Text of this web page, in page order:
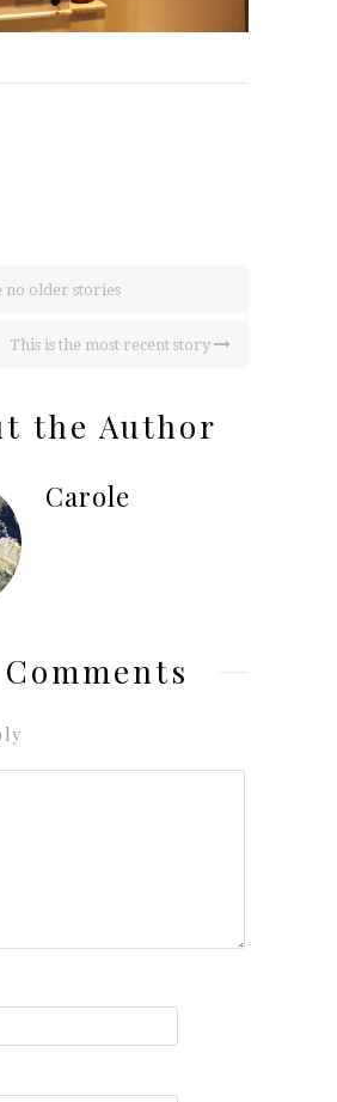
no older stories
This is the most recent story
the Author
Carole